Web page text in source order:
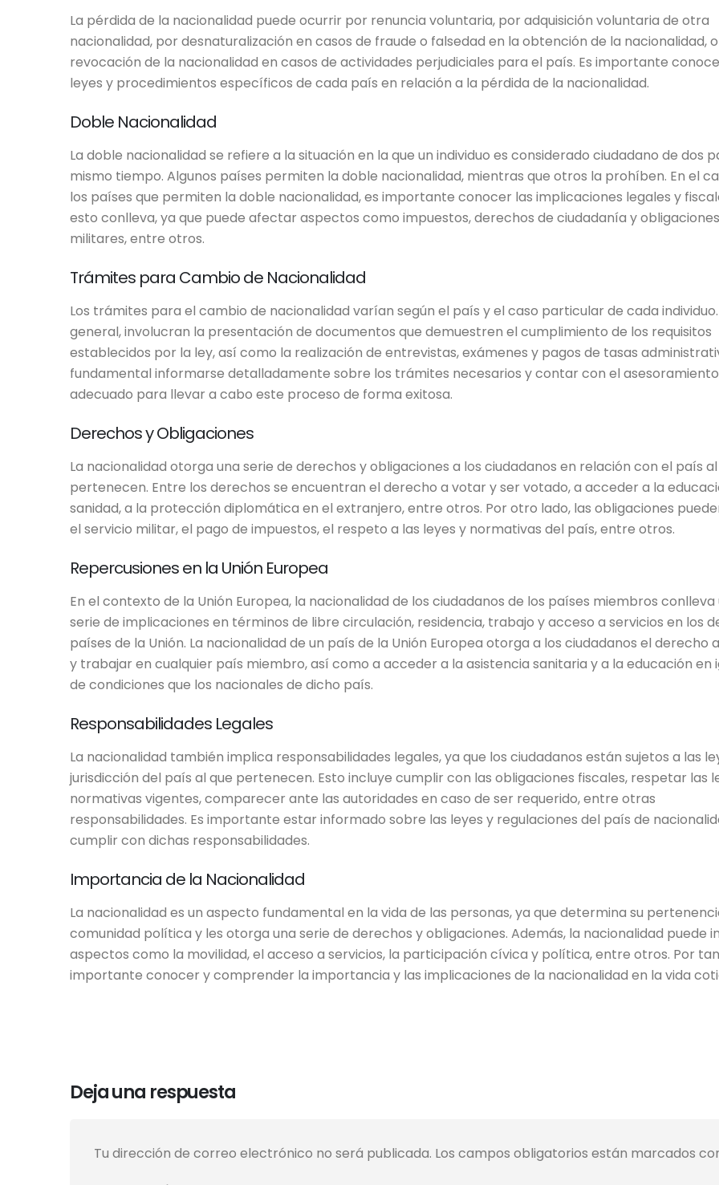
La pérdida de la nacionalidad puede ocurrir por renuncia voluntaria, por adquisición voluntaria de otra
nacionalidad, por desnaturalización en casos de fraude o falsedad en la obtención de la nacionalidad,
revocación de la nacionalidad en casos de actividades perjudiciales para el país. Es importante
leyes y procedimientos específicos de cada país en relación a la pérdida de la nacionalidad.
Doble Nacionalidad
La doble nacionalidad se refiere a la situación en la que un individuo es considerado ciudadano de dos
mismo tiempo. Algunos países permiten la doble nacionalidad, mientras que otros la prohíben. En el
los países que permiten la doble nacionalidad, es importante conocer las implicaciones legales y
esto conlleva, ya que puede afectar aspectos como impuestos, derechos de ciudadanía y obligaciones
militares, entre otros.
Trámites para Cambio de Nacionalidad
Los trámites para el cambio de nacionalidad varían según el país y el caso particular de cada
general, involucran la presentación de documentos que demuestren el cumplimiento de los requisitos
establecidos por la ley, así como la realización de entrevistas, exámenes y pagos de tasas
fundamental informarse detalladamente sobre los trámites necesarios y contar con el asesoramiento
adecuado para llevar a cabo este proceso de forma exitosa.
Derechos y Obligaciones
La nacionalidad otorga una serie de derechos y obligaciones a los ciudadanos en relación con el país
pertenecen. Entre los derechos se encuentran el derecho a votar y ser votado, a acceder a la
sanidad, a la protección diplomática en el extranjero, entre otros. Por otro lado, las obligaciones
el servicio militar, el pago de impuestos, el respeto a las leyes y normativas del país, entre otros.
Repercusiones en la Unión Europea
En el contexto de la Unión Europea, la nacionalidad de los ciudadanos de los países miembros conlleva
serie de implicaciones en términos de libre circulación, residencia, trabajo y acceso a servicios en los
países de la Unión. La nacionalidad de un país de la Unión Europea otorga a los ciudadanos el derecho
y trabajar en cualquier país miembro, así como a acceder a la asistencia sanitaria y a la educación en
de condiciones que los nacionales de dicho país.
Responsabilidades Legales
La nacionalidad también implica responsabilidades legales, ya que los ciudadanos están sujetos a las
jurisdicción del país al que pertenecen. Esto incluye cumplir con las obligaciones fiscales, respetar las
normativas vigentes, comparecer ante las autoridades en caso de ser requerido, entre otras
responsabilidades. Es importante estar informado sobre las leyes y regulaciones del país de
cumplir con dichas responsabilidades.
Importancia de la Nacionalidad
La nacionalidad es un aspecto fundamental en la vida de las personas, ya que determina su
comunidad política y les otorga una serie de derechos y obligaciones. Además, la nacionalidad puede
aspectos como la movilidad, el acceso a servicios, la participación cívica y política, entre otros. Por
importante conocer y comprender la importancia y las implicaciones de la nacionalidad en la vida
Deja una respuesta
Tu dirección de correo electrónico no será publicada. Los campos obligatorios están marcados